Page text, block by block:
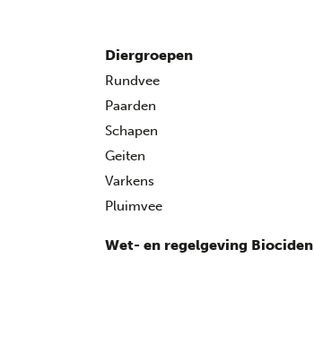
Diergroepen
Rundvee
Paarden
Schapen
Geiten
Varkens
Pluimvee
Wet- en regelgeving Biociden